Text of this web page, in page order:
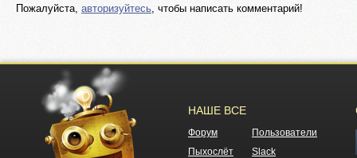
Пожалуйста, авторизуйтесь, чтобы написать комментарий!
НАШЕ ВСЕ
Форум
Пользователи
Пыхослёт
Slack